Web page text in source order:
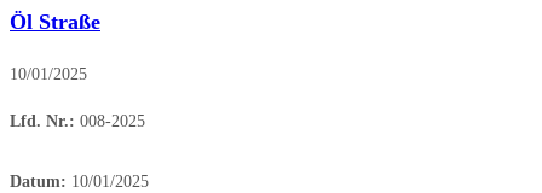
Öl Straße
10/01/2025
Lfd. Nr.: 008-2025
Datum: 10/01/2025